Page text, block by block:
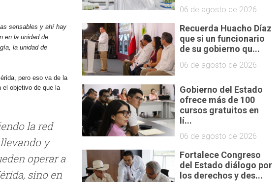
sensables y ahí hay
en la unidad de
la unidad de
pero eso va de la
el objetivo de que la
la red
y
operar a
sino en
06 de agosto de 2026
Recuerda Huacho Díaz
que si un funcionario
de su gobierno qu...
06 de agosto de 2026
Gobierno del Estado
ofrece más de 100
cursos gratuitos en
lí...
06 de agosto de 2026
Fortalece Congreso
del Estado diálogo por
los derechos y des...